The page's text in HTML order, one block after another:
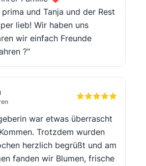
und Tanja und der Rest
lieb! Wir haben uns
wir einfach Freunde
?"
war etwas überrascht
Trotzdem wurden
herzlich begrüßt und am
fanden wir Blumen, frische